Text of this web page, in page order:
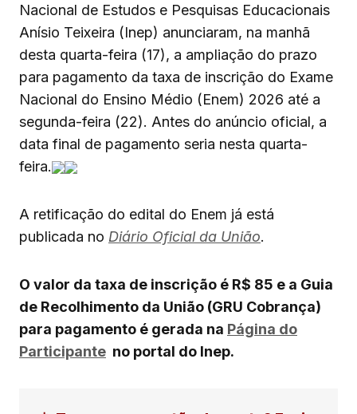
Nacional de Estudos e Pesquisas Educacionais
Anísio Teixeira (Inep) anunciaram, na manhã
desta quarta-feira (17), a ampliação do prazo
para pagamento da taxa de inscrição do Exame
Nacional do Ensino Médio (Enem) 2026 até a
segunda-feira (22). Antes do anúncio oficial, a
data final de pagamento seria nesta quarta-
feira.
A retificação do edital do Enem já está
publicada no Diário Oficial da União.
O valor da taxa de inscrição é R$ 85 e a Guia
de Recolhimento da União (GRU Cobrança)
para pagamento é gerada na Página do
Participante no portal do Inep.